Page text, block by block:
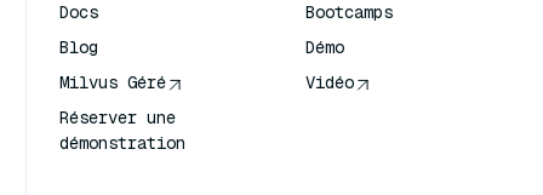
Docs
Blog
Milvus Géré
Réserver une
démonstration
Bootcamps
Démo
Vidéo